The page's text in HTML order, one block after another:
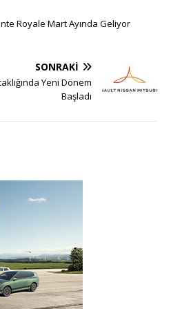
Royale Mart Ayında Geliyor
SONRAKI
Yeni Dönem
Başladı